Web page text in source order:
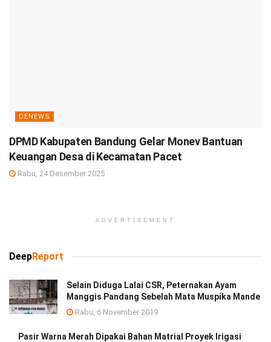
DENEWS
DPMD Kabupaten Bandung Gelar Monev Bantuan
Keuangan Desa di Kecamatan Pacet
Rabu, 24 Desember 2025
ADVERTISEMENT
DeepReport
Selain Diduga Lalai CSR, Peternakan Ayam
Manggis Pandang Sebelah Mata Muspika Mande
Rabu, 6 November 2019
Pasir Warna Merah Dipakai Bahan Matrial Proyek Irigasi